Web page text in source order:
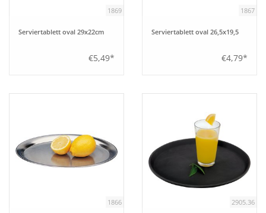
Einrichtung
Küche
1869
Serviertablett oval 29x22cm
€5,49*
1867
Serviertablett oval 26,5x19,5
€4,79*
1866 2905.36